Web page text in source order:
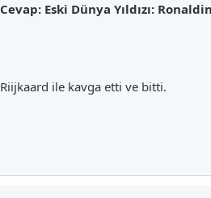
Cevap: Eski Dünya Yıldızı:
Riijkaard ile kavga etti ve bitti.